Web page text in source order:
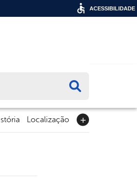
Localização
ACESSIBILIDADE